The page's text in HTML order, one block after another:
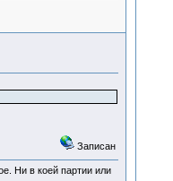
Записан
Ни в коей партии или